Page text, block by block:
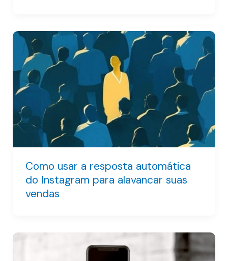
Como usar a resposta automática
do Instagram para alavancar suas
vendas